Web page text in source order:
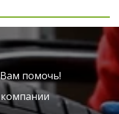
помочь!